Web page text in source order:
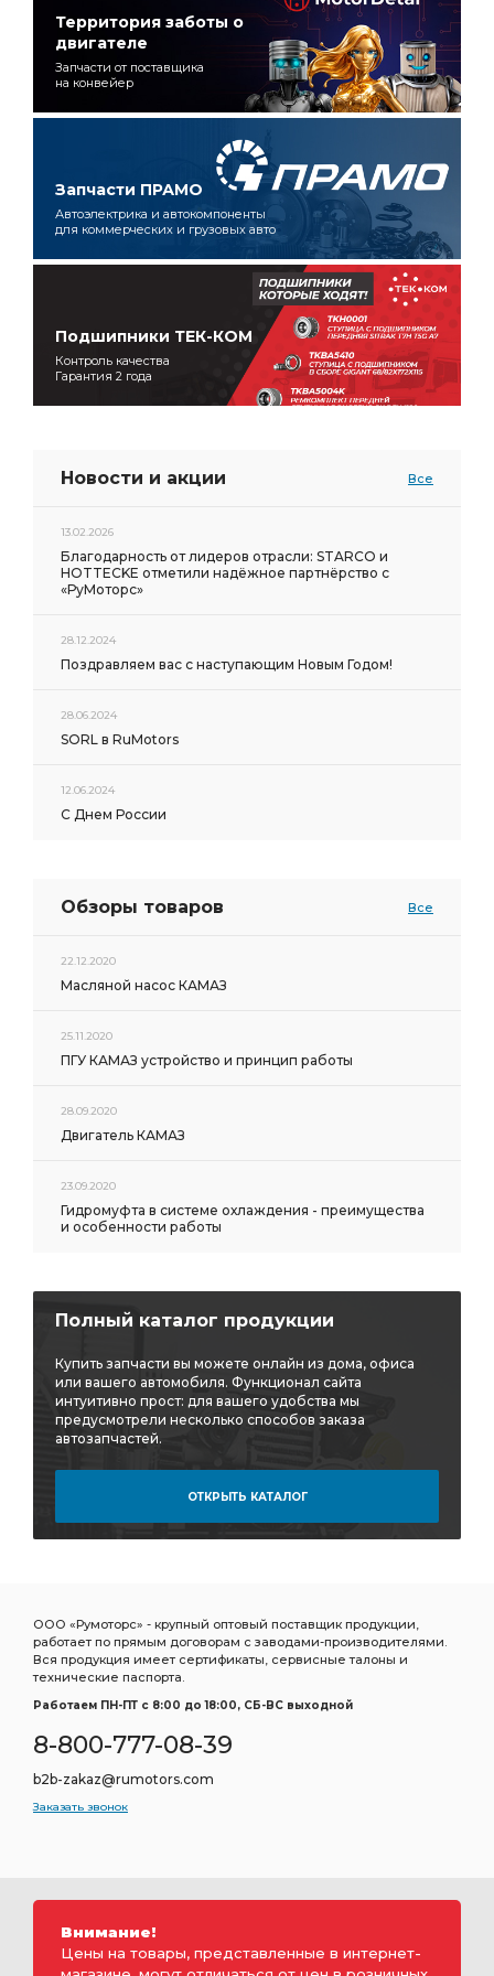
Территория заботы о
двигателе
Запчасти от поставщика
на конвейер
Запчасти ПРАМО
Автоэлектрика и автокомпоненты
для коммерческих и грузовых авто
Подшипники ТЕК-КОМ
Контроль качества
Гарантия 2 года
Новости и акции Все
13.02.2026
Благодарность от лидеров отрасли: STARCO и
HOTTECKE отметили надёжное партнёрство с
«РуМоторс»
28.12.2024
Поздравляем вас с наступающим Новым Годом!
28.06.2024
SORL в RuMotors
12.06.2024
С Днем России
Обзоры товаров Все
22.12.2020
Масляной насос КАМАЗ
25.11.2020
ПГУ КАМАЗ устройство и принцип работы
28.09.2020
Двигатель КАМАЗ
23.09.2020
Гидромуфта в системе охлаждения - преимущества
и особенности работы
Полный каталог продукции
Купить запчасти вы можете онлайн из дома, офиса
или вашего автомобиля. Функционал сайта
интуитивно прост: для вашего удобства мы
предусмотрели несколько способов заказа
автозапчастей.
ОТКРЫТЬ КАТАЛОГ
ООО «Румоторс» - крупный оптовый поставщик продукции,
работает по прямым договорам с заводами-производителями.
Вся продукция имеет сертификаты, сервисные талоны и
технические паспорта.
Работаем ПН-ПТ c 8:00 до 18:00, СБ-ВС выходной
8-800-777-08-39
b2b-zakaz@rumotors.com
Заказать звонок
Внимание!
Цены на товары, представленные в интернет-